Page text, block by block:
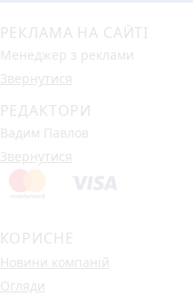
РЕКЛАМА НА САЙТІ
Менеджер з реклами
Звернутися
РЕДАКТОРИ
Вадим Павлов
Звернутися
КОРИСНЕ
Новини компаній
Огляди